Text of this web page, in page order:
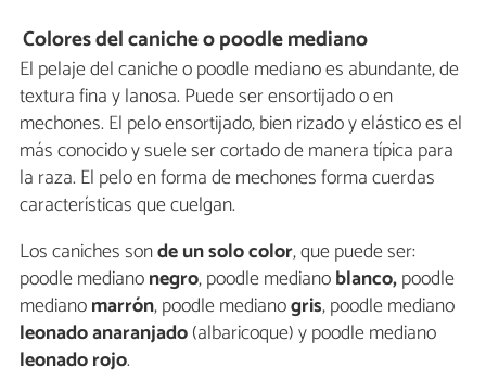
Colores del caniche o poodle mediano
El pelaje del caniche o poodle mediano es abundante, de
textura fina y lanosa. Puede ser ensortijado o en
mechones. El pelo ensortijado, bien rizado y elástico es el
más conocido y suele ser cortado de manera típica para
la raza. El pelo en forma de mechones forma cuerdas
características que cuelgan.
Los caniches sonde un solo color, que puede ser:
poodle medianonegro, poodle medianoblanco,poodle
medianomarrón, poodle medianogris, poodle mediano
leonado anaranjado(albaricoque) y poodle mediano
leonado rojo.